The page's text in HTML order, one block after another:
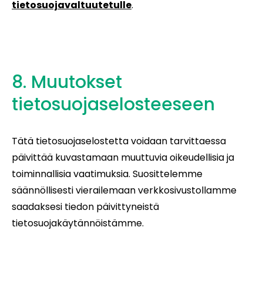
tietosuojavaltuutetulle.
8. Muutokset
tietosuojaselosteeseen
Tätä tietosuojaselostetta voidaan tarvittaessa
päivittää kuvastamaan muuttuvia oikeudellisia ja
toiminnallisia vaatimuksia. Suosittelemme
säännöllisesti vierailemaan verkkosivustollamme
saadaksesi tiedon päivittyneistä
tietosuojakäytännöistämme.